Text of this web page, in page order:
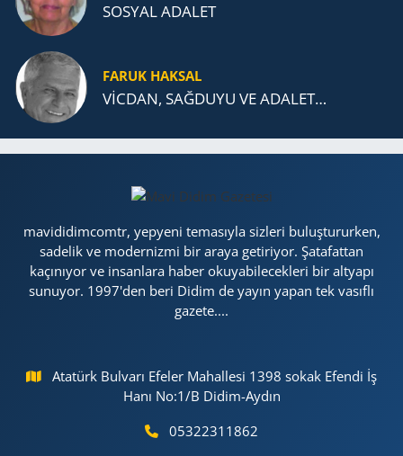
SOSYAL ADALET
FARUK HAKSAL
VİCDAN, SAĞ­DU­YU VE ADA­LET…
mavididimcomtr, yepyeni temasıyla sizleri buluştururken,
sadelik ve modernizmi bir araya getiriyor. Şatafattan
kaçınıyor ve insanlara haber okuyabilecekleri bir altyapı
sunuyor. 1997'den beri Didim de yayın yapan tek vasıflı
gazete....
Atatürk Bulvarı Efeler Mahallesi 1398 sokak Efendi İş
Hanı No:1/B Didim-Aydın
05322311862